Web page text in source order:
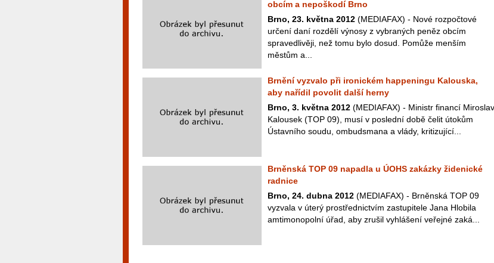
obcím a nepoškodí Brno
Brno, 23. května 2012 (MEDIAFAX) - Nové rozpočtové
určení daní rozdělí výnosy z vybraných peněz obcím
spravedlivěji, než tomu bylo dosud. Pomůže menším
městům a...
Brnění vyzvalo při ironickém happeningu Kalouska,
aby nařídil povolit další herny
Brno, 3. května 2012 (MEDIAFAX) - Ministr financí Miroslav
Kalousek (TOP 09), musí v poslední době čelit útokům
Ústavního soudu, ombudsmana a vlády, kritizující...
Brněnská TOP 09 napadla u ÚOHS zakázky židenické
radnice
Brno, 24. dubna 2012 (MEDIAFAX) - Brněnská TOP 09
vyzvala v úterý prostřednictvím zastupitele Jana Hlobila
amtimonopolní úřad, aby zrušil vyhlášení veřejné zaká...